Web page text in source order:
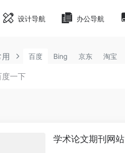
设计导航 办公导航
用 百度 Bing 京东 淘宝
学术论文期刊网站